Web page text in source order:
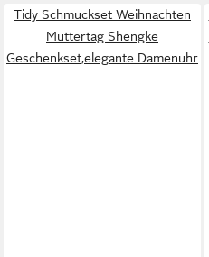
Tidy Schmuckset Weihnachten
Muttertag Shengke
Geschenkset,elegante Damenuhr